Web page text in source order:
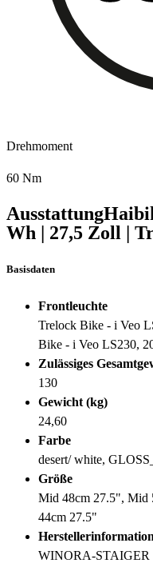
Drehmoment
60 Nm
Ausstattung
Wh | 27,5 Zoll |
Basisdaten
Frontleuchte
Trelock Bike - i Veo
Bike - i Veo LS230,
Zulässiges
130
Gewicht (kg)
24,60
Farbe
desert/ white,
Größe
Mid 48cm 27.5", Mid
44cm 27.5"
WINORA-STAIGER